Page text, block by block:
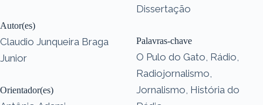
Autor(es)
Claudio Junqueira Braga
Junior
Orientador(es)
Dissertação
Palavras-chave
O Pulo do Gato, Rádio,
Radiojornalismo,
Jornalismo, História do